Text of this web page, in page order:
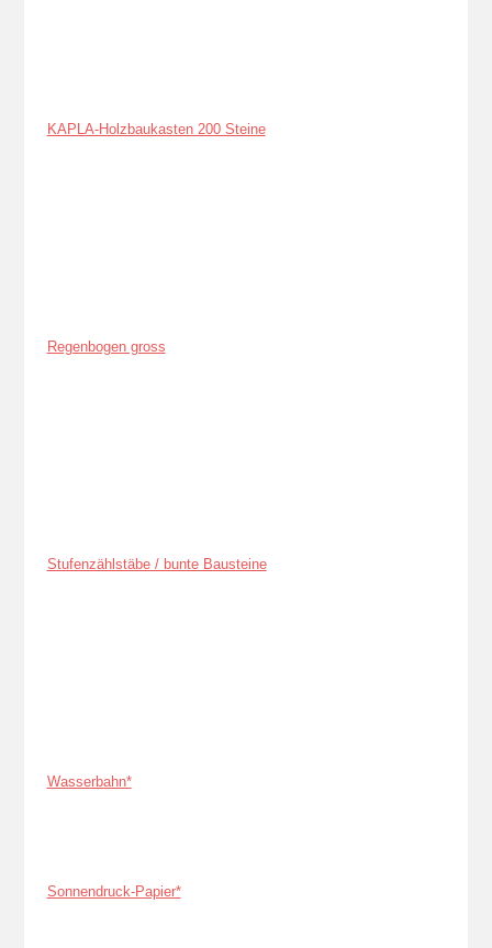
KAPLA-Holzbaukasten 200 Steine
Regenbogen gross
Stufenzählstäbe / bunte Bausteine
Wasserbahn*
Sonnendruck-Papier*